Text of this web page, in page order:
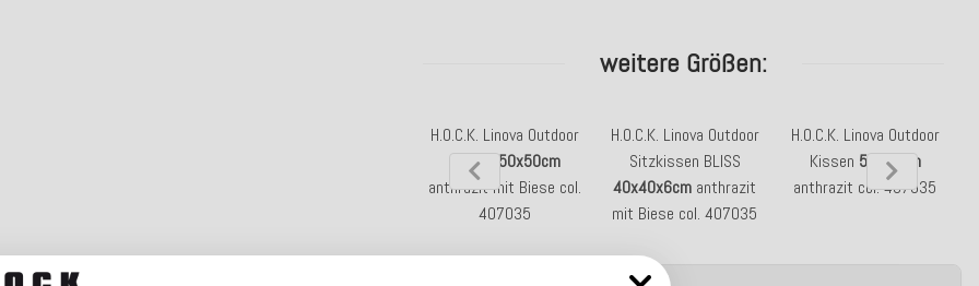
weitere Größen:
H.O.C.K. Linova Outdoor
Kissen50x50cm
anthrazit mit Biese col.
407035
H.O.C.K. Linova Outdoor
Sitzkissen BLISS
40x40x6cm anthrazit
mit Biese col. 407035
H.O.C.K. Linova Outdoor
Kissen 50x30cm
anthrazit col. 407035